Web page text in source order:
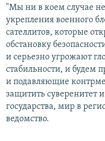
"Мы ни в коем случае
укрепления военного
сателлитов, которые
обстановку
и серьезно угрожают
стабильности, и будем
и подавляющие
защитить суверенитет
государства, мир в
ведомство.